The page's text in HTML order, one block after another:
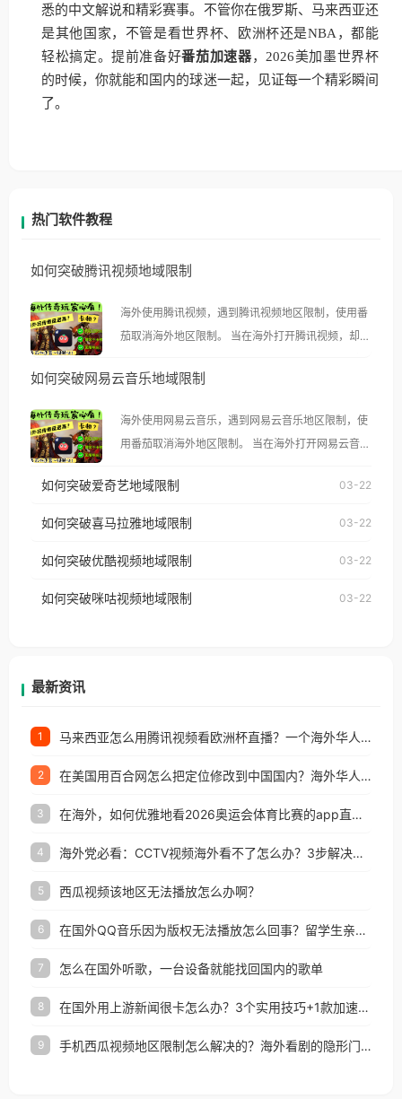
悉的中文解说和精彩赛事。不管你在俄罗斯、马来西亚还
是其他国家，不管是看世界杯、欧洲杯还是NBA，都能
轻松搞定。提前准备好番茄加速器，2026美加墨世界杯
的时候，你就能和国内的球迷一起，见证每一个精彩瞬间
了。
热门软件教程
如何突破腾讯视频地域限制
海外使用腾讯视频，遇到腾讯视频地区限制，使用番
茄取消海外地区限制。 当在海外打开腾讯视频，却突
示语。 海外用户如香港、澳门、台湾、美国、加拿
像其他音乐平台一样，出现地区及版权限制问题，且
仅能在中国大陆地区播放。 遇到这个问题的朋友们，
使用番茄回国加速器，即可解决「海外用户收听腾讯
台湾、美国、加拿大、澳大利亚、欧洲等国家和地区
权限制所困扰。
如何突破网易云音乐地域限制
海外使用网易云音乐，遇到网易云音乐地区限制，使
用番茄取消海外地区限制。 当在海外打开网易云音
播放”的提示语。 海外用户如香港、澳门、台湾、美
国、加拿大、澳大利亚、欧洲等国家和地区时，网易
制问题，且仅能在中国大陆地区播放。 遇到这个问题
户收听网易云音乐地区版权限制」的问题，无论人在
如何突破爱奇艺地域限制 03-22
如何突破喜马拉雅地域限制 03-22
如何突破优酷视频地域限制 03-22
如何突破咪咕视频地域限制 03-22
最新资讯
1 马来西亚怎么用腾讯视频看欧洲杯直播？一个海外华人的真实困扰与破解
2 在美国用百合网怎么把定位修改到中国国内？海外华人必备的回国加速指南
3 在海外，如何优雅地看2026奥运会体育比赛的app直播？
4 海外党必看：CCTV视频海外看不了怎么办？3步解决地区限制+追剧自由
5 西瓜视频该地区无法播放怎么办啊？
6 在国外QQ音乐因为版权无法播放怎么回事？留学生亲测有效的解决办法
7 怎么在国外听歌，一台设备就能找回国内的歌单
8 在国外用上游新闻很卡怎么办？3个实用技巧+1款加速器解决海外看国内内容难题
9 手机西瓜视频地区限制怎么解决的？海外看剧的隐形门与钥匙